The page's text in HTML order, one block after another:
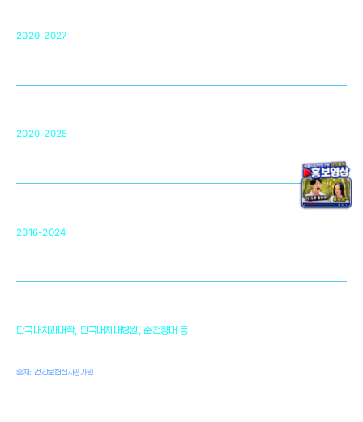
2020-2027
2020-2025
2016-2024
단국대치과대학, 단국대치대병원, 순천향대 등
출처: 건강보험심사평가원